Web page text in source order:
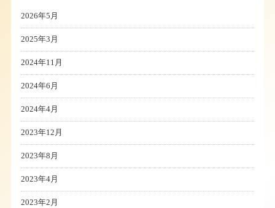
2026年5月
2025年3月
2024年11月
2024年6月
2024年4月
2023年12月
2023年8月
2023年4月
2023年2月